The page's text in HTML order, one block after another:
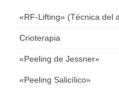
«RF-Lifting» (Técnica del
Crioterapia
«Peeling de Jessner»
«Peeling Salicílico»